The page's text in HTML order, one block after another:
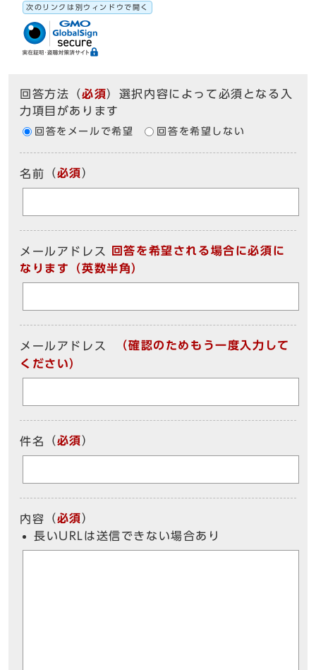
次のリンクは別ウィンドウで開く
回答方法 （必須）選択内容によって必須となる入
力項目があります
回答をメールで希望 回答を希望しない
名前 （必須）
メールアドレス
回答を希望される場合に必須に
なります（英数半角）
メールアドレス
（確認のためもう一度入力して
ください）
件名 （必須）
内容 （必須）
長いURLは送信できない場合あり